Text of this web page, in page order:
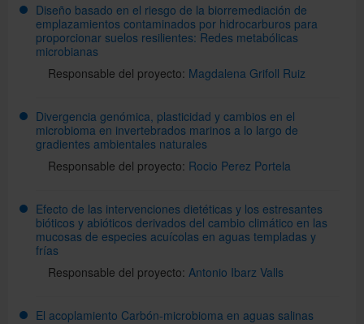
Diseño basado en el riesgo de la biorremediación de
emplazamientos contaminados por hidrocarburos para
proporcionar suelos resilientes: Redes metabólicas
microbianas
Responsable del proyecto: Magdalena Grifoll Ruiz
Divergencia genómica, plasticidad y cambios en el
microbioma en invertebrados marinos a lo largo de
gradientes ambientales naturales
Responsable del proyecto: Rocio Perez Portela
Efecto de las intervenciones dietéticas y los estresantes
bióticos y abióticos derivados del cambio climático en las
mucosas de especies acuícolas en aguas templadas y
frías
Responsable del proyecto: Antonio Ibarz Valls
El acoplamiento Carbón-microbioma en aguas salinas